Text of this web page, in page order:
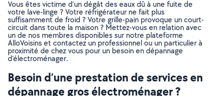
Vous êtes victime d’un dégât des eaux dû à une fuite de
votre lave-linge ? Votre réfrigérateur ne fait plus
suffisamment de froid ? Votre grille-pain provoque un court-
circuit dans toute la maison ? Mettez-vous en relation avec
un de nos membres disponibles sur notre plateforme
AlloVoisins et contactez un professionnel ou un particulier à
proximité de chez vous pour un besoin en dépannage
d’électroménager.
Besoin d’une prestation de services en
dépannage gros électroménager ?